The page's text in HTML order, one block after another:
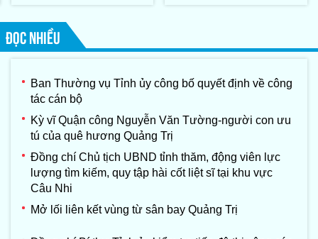
ĐỌC NHIỀU
Ban Thường vụ Tỉnh ủy công bố quyết định về công
tác cán bộ
Kỳ vĩ Quận công Nguyễn Văn Tường-người con ưu
tú của quê hương Quảng Trị
Đồng chí Chủ tịch UBND tỉnh thăm, động viên lực
lượng tìm kiếm, quy tập hài cốt liệt sĩ tại khu vực
Câu Nhi
Mở lối liên kết vùng từ sân bay Quảng Trị